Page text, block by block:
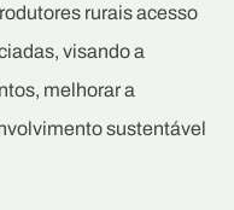
rurais acesso
visando a
melhorar a
sustentável